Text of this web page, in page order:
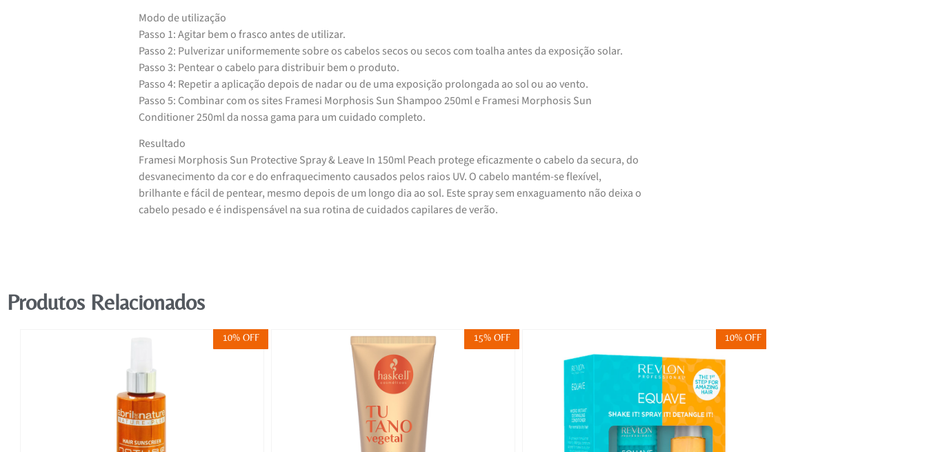
Modo de utilização
Passo 1: Agitar bem o frasco antes de utilizar.
Passo 2: Pulverizar uniformemente sobre os cabelos secos ou secos com toalha antes da exposição solar.
Passo 3: Pentear o cabelo para distribuir bem o produto.
Passo 4: Repetir a aplicação depois de nadar ou de uma exposição prolongada ao sol ou ao vento.
Passo 5: Combinar com os sites Framesi Morphosis Sun Shampoo 250ml e Framesi Morphosis Sun
Conditioner 250ml da nossa gama para um cuidado completo.
Resultado
Framesi Morphosis Sun Protective Spray & Leave In 150ml Peach protege eficazmente o cabelo da secura, do
desvanecimento da cor e do enfraquecimento causados pelos raios UV. O cabelo mantém-se flexível,
brilhante e fácil de pentear, mesmo depois de um longo dia ao sol. Este spray sem enxaguamento não deixa o
cabelo pesado e é indispensável na sua rotina de cuidados capilares de verão.
Produtos Relacionados
10% OFF 15% OFF 10% OFF